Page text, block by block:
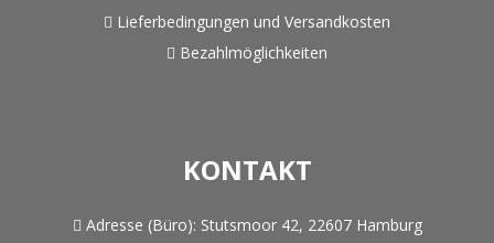
Lieferbedingungen und Versandkosten
Bezahlmöglichkeiten
KONTAKT
Adresse (Büro): Stutsmoor 42, 22607 Hamburg